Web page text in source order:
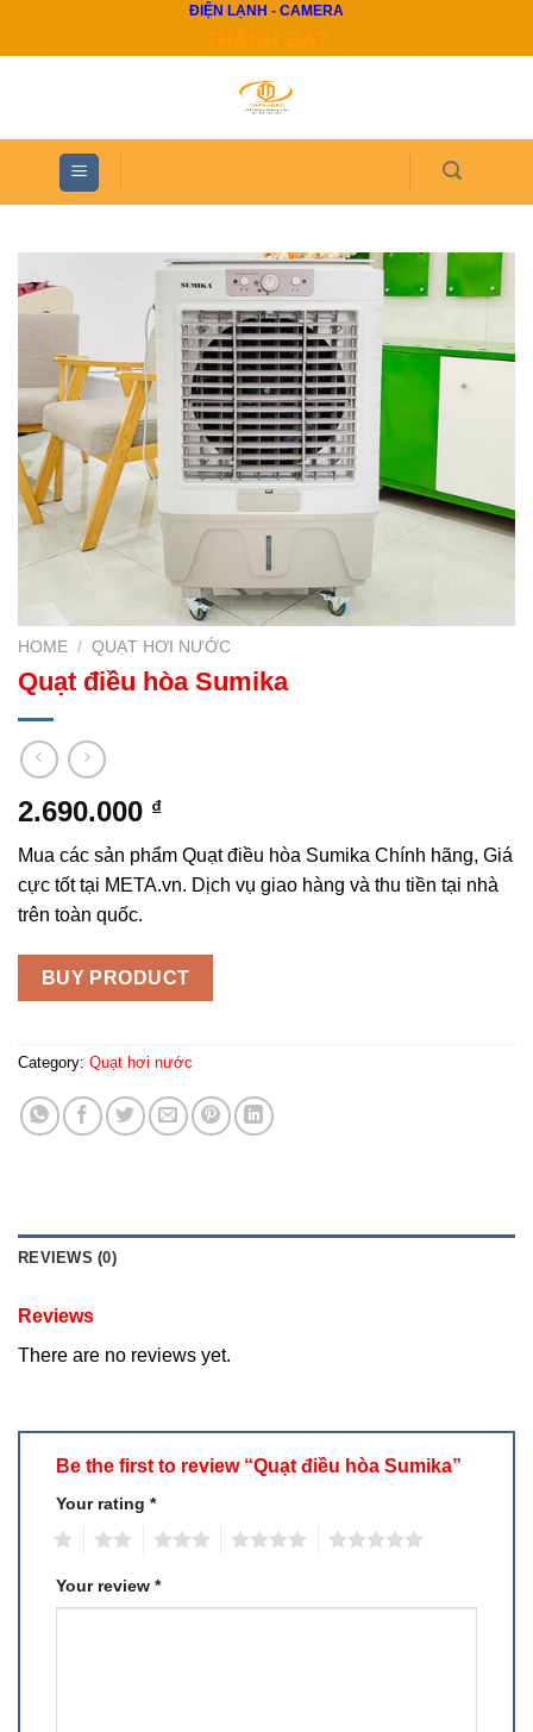
ĐIỆN LẠNH - CAMERA
HOME / QUẠT HƠI NƯỚC
Quạt điều hòa Sumika
2.690.000 ₫
Mua các sản phẩm Quạt điều hòa Sumika Chính hãng, Giá
cực tốt tại META.vn. Dịch vụ giao hàng và thu tiền tại nhà
trên toàn quốc.
BUY PRODUCT
Category: Quạt hơi nước
REVIEWS (0)
Reviews
There are no reviews yet.
Be the first to review “Quạt điều hòa Sumika”
Your rating *
Your review *